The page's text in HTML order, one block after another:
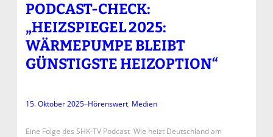
PODCAST-CHECK:
„HEIZSPIEGEL 2025:
WÄRMEPUMPE BLEIBT
GÜNSTIGSTE HEIZOPTION“
15. Oktober 2025–Hörenswert, Medien
Eine Folge des SHK-TV Podcast Wie heizt Deutschland am